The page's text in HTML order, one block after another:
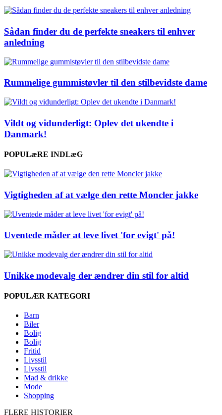
Sådan finder du de perfekte sneakers til enhver
anledning
Rummelige gummistøvler til den stilbevidste dame
Vildt og vidunderligt: Oplev det ukendte i
Danmark!
POPULæRE INDLæG
Vigtigheden af at vælge den rette Moncler jakke
Uventede måder at leve livet 'for evigt' på!
Unikke modevalg der ændrer din stil for altid
POPULÆR KATEGORI
Barn
Biler
Bolig
Bolig
Fritid
Livsstil
Livsstil
Mad & drikke
Mode
Shopping
FLERE HISTORIER